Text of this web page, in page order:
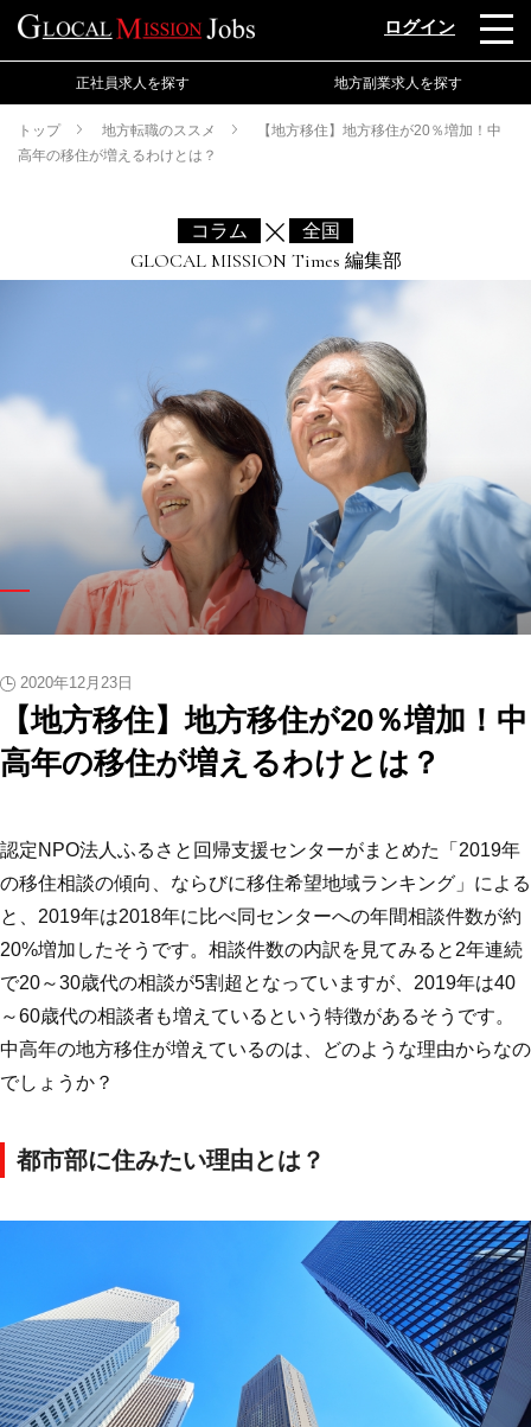
ログイン
正社員求人を探す 地方副業求人を探す
トップ 地方転職のススメ
【地方移住】地方移住が20％増加！中
高年の移住が増えるわけとは？
コラム 全国
GLOCAL MISSION Times 編集部
2020年12月23日
【地方移住】地方移住が20％増加！中
高年の移住が増えるわけとは？
認定NPO法人ふるさと回帰支援センターがまとめた「2019年
の移住相談の傾向、ならびに移住希望地域ランキング」による
と、2019年は2018年に比べ同センターへの年間相談件数が約
20%増加したそうです。相談件数の内訳を見てみると2年連続
で20～30歳代の相談が5割超となっていますが、2019年は40
～60歳代の相談者も増えているという特徴があるそうです。
中高年の地方移住が増えているのは、どのような理由からなの
でしょうか？
都市部に住みたい理由とは？